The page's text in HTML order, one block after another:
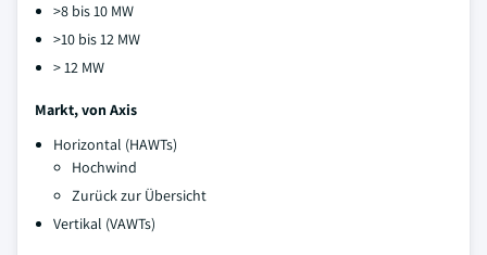
>8 bis 10 MW
>10 bis 12 MW
> 12 MW
Markt, von Axis
Horizontal (HAWTs)
Hochwind
Zurück zur Übersicht
Vertikal (VAWTs)